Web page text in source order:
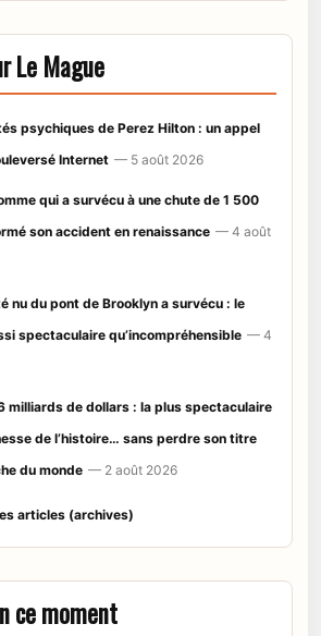
Le Mague
psychiques de Perez Hilton : un appel
Internet — 5 août 2026
qui a survécu à une chute de 1 500
son accident en renaissance — 4 août
nu du pont de Brooklyn a survécu : le
spectaculaire qu’incompréhensible — 4
milliards de dollars : la plus spectaculaire
de l’histoire… sans perdre son titre
du monde — 2 août 2026
articles (archives)
ce moment